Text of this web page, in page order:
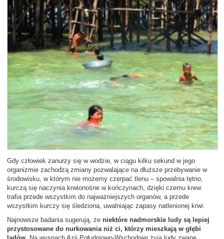
Gdy człowiek zanurzy się w wodzie, w ciągu kilku sekund w jego
organizmie zachodzą zmiany pozwalające na dłuższe przebywanie w
środowisku, w którym nie możemy czerpać tlenu – spowalnia tętno,
kurczą się naczynia krwionośne w kończynach, dzięki czemu krew
trafia przede wszystkim do najważniejszych organów, a przede
wszystkim kurczy się śledziona, uwalniając zapasy natlenionej krwi.
Najnowsze badania sugerują, że niektóre nadmorskie ludy są lepiej
przystosowane do nurkowania niż ci, którzy mieszkają w głębi